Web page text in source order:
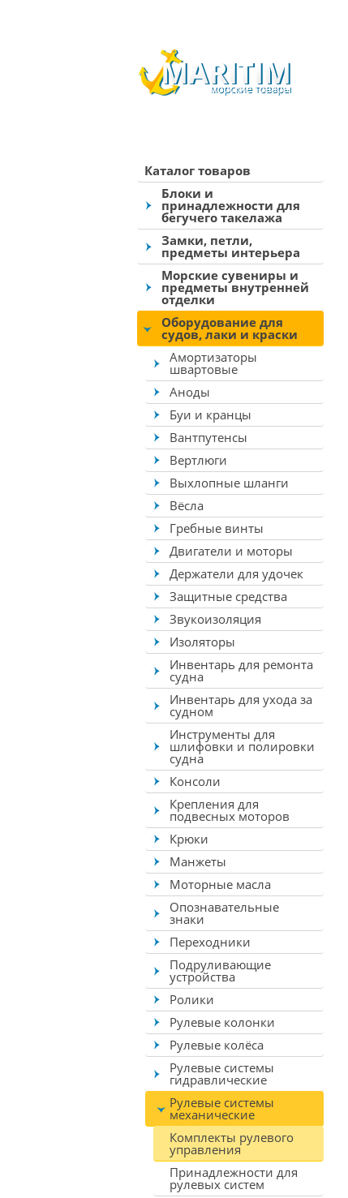
Каталог товаров
Блоки и
принадлежности для
бегучего такелажа
Замки, петли,
предметы интерьера
Морские сувениры и
предметы внутренней
отделки
Оборудование для
судов, лаки и краски
Амортизаторы
швартовые
Аноды
Буи и кранцы
Вантпутенсы
Вертлюги
Выхлопные шланги
Вёсла
Гребные винты
Двигатели и моторы
Держатели для удочек
Защитные средства
Звукоизоляция
Изоляторы
Инвентарь для ремонта
судна
Инвентарь для ухода за
судном
Инструменты для
шлифовки и полировки
судна
Консоли
Крепления для
подвесных моторов
Крюки
Манжеты
Моторные масла
Опознавательные
знаки
Переходники
Подруливающие
устройства
Ролики
Рулевые колонки
Рулевые колёса
Рулевые системы
гидравлические
Рулевые системы
механические
Комплекты рулевого
управления
Принадлежности для
рулевых систем